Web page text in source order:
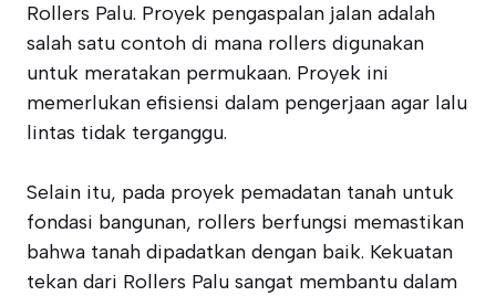
Rollers Palu. Proyek pengaspalan jalan adalah
salah satu contoh di mana rollers digunakan
untuk meratakan permukaan. Proyek ini
memerlukan efisiensi dalam pengerjaan agar lalu
lintas tidak terganggu.
Selain itu, pada proyek pemadatan tanah untuk
fondasi bangunan, rollers berfungsi memastikan
bahwa tanah dipadatkan dengan baik. Kekuatan
tekan dari Rollers Palu sangat membantu dalam